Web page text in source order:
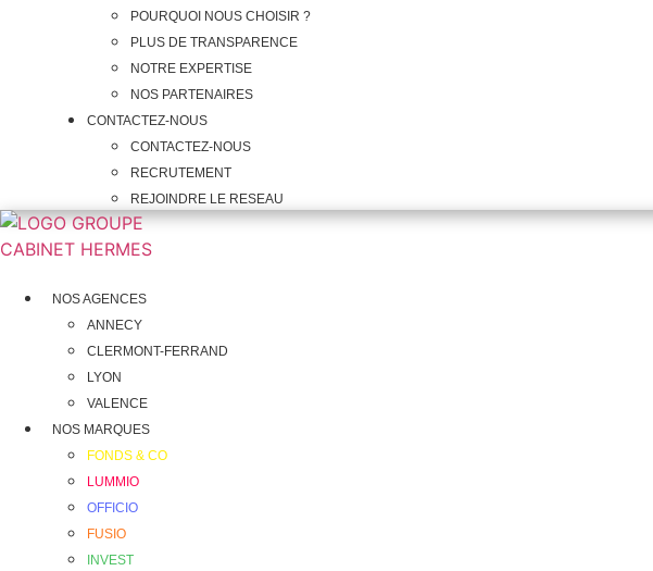
POURQUOI NOUS CHOISIR ?
PLUS DE TRANSPARENCE
NOTRE EXPERTISE
NOS PARTENAIRES
CONTACTEZ-NOUS
CONTACTEZ-NOUS
RECRUTEMENT
REJOINDRE LE RESEAU
NOS AGENCES
ANNECY
CLERMONT-FERRAND
LYON
VALENCE
NOS MARQUES
FONDS & CO
LUMMIO
OFFICIO
FUSIO
INVEST